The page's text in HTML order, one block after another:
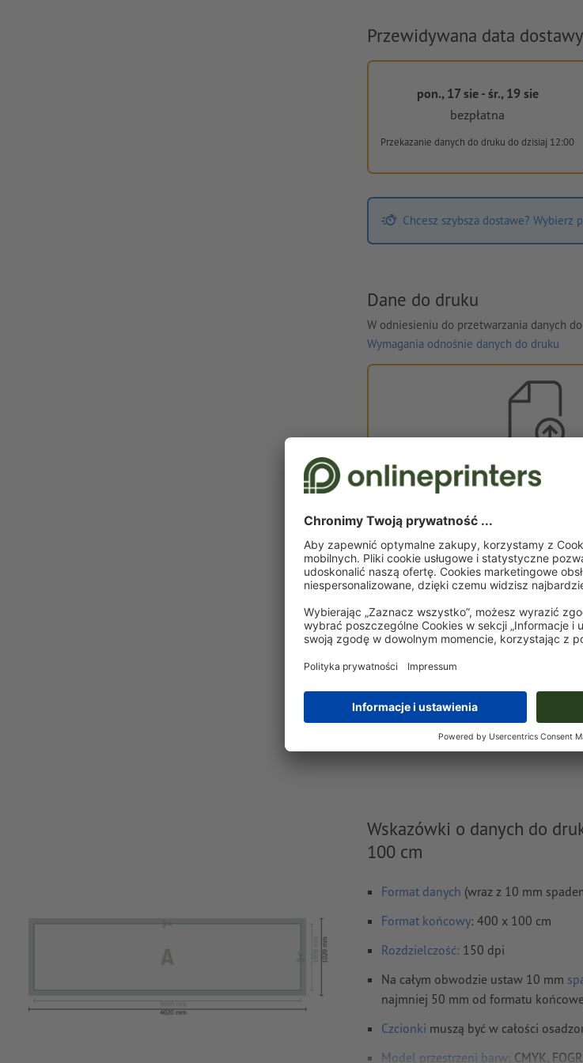
Przewidywana data
pon., 17 sie - śr., 19 sie
bezpłatna
Przekazanie danych do drukudo dzisiaj 12:00
Chcesz szybsza dostawe?
Dane do druku
W odniesieniu do przetwarzania danych
Wymagania odnośnie danych do druku
Własny plik do
Możesz przesłać dane do druku
zakupu.
Wgraj teraz
netto
zł
pon., 17 sie - śr., 19 sie
Wskazówki o danych do
100 cm
Format danych (wraz z 10 mm
Format końcowy: 400 x 100 cm
Rozdzielczość: 150 dpi
Na całym obwodzie ustaw 10 mm
najmniej 50 mm od formatu
Czcionki muszą być w całości
Model przestrzeni barw: CMYK,